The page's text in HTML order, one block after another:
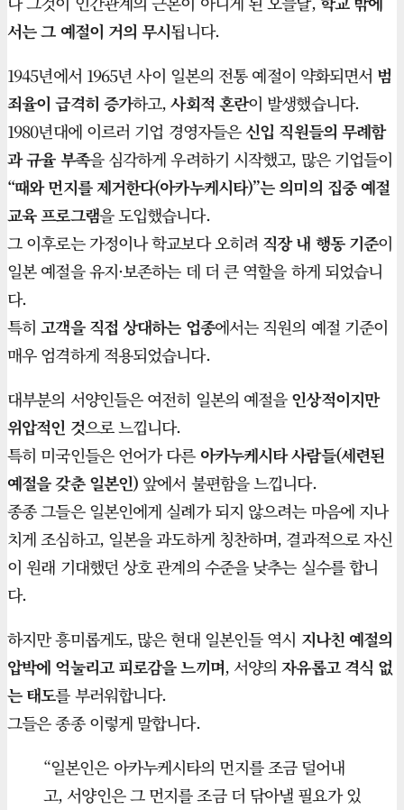
서는 그 예절이 거의 무시됩니다.
1945년에서 1965년 사이 일본의 전통 예절이 약화되면서 범
죄율이 급격히 증가하고,사회적 혼란이 발생했습니다.
1980년대에 이르러 기업 경영자들은신입 직원들의 무례함
과 규율 부족을 심각하게 우려하기 시작했고, 많은 기업들이
“때와 먼지를 제거한다(아카누케시타)”는 의미의 집중 예절
교육 프로그램을 도입했습니다.
그 이후로는 가정이나 학교보다 오히려 직장 내 행동 기준이
일본 예절을 유지·보존하는 데 더 큰 역할을 하게 되었습니
다.
특히고객을 직접 상대하는 업종에서는 직원의 예절 기준이
매우 엄격하게 적용되었습니다.
대부분의 서양인들은 여전히 일본의 예절을인상적이지만
위압적인 것으로 느낍니다.
특히 미국인들은 언어가 다른 아카누케시타 사람들(세련된
예절을 갖춘 일본인) 앞에서 불편함을 느낍니다.
종종 그들은 일본인에게 실례가 되지 않으려는 마음에 지나
치게 조심하고, 일본을 과도하게 칭찬하며, 결과적으로 자신
이 원래 기대했던 상호 관계의 수준을 낮추는 실수를 합니
다.
하지만 흥미롭게도, 많은 현대 일본인들 역시 지나친 예절의
압박에 억눌리고 피로감을 느끼며, 서양의자유롭고 격식 없
는 태도를 부러워합니다.
그들은 종종 이렇게 말합니다.
“일본인은 아카누케시타의 먼지를 조금 덜어내
고, 서양인은 그 먼지를 조금 더 닦아낼 필요가 있